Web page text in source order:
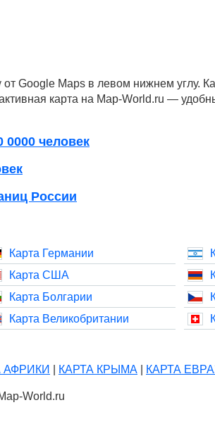
от Google Maps в левом нижнем углу.
карта на Map-World.ru —
0000 человек
России
Карта Германии
Карта США
Карта Болгарии
Карта Великобритании
АФРИКИ КАРТА КРЫМА КАРТА
World.ru